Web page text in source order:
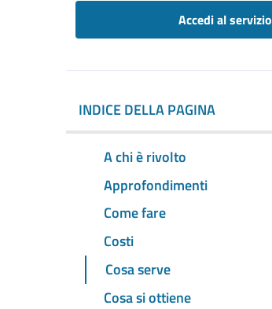
Accedi al servizio
INDICE DELLA PAGINA
A chi è rivolto
Approfondimenti
Come fare
Costi
Cosa serve
Cosa si ottiene